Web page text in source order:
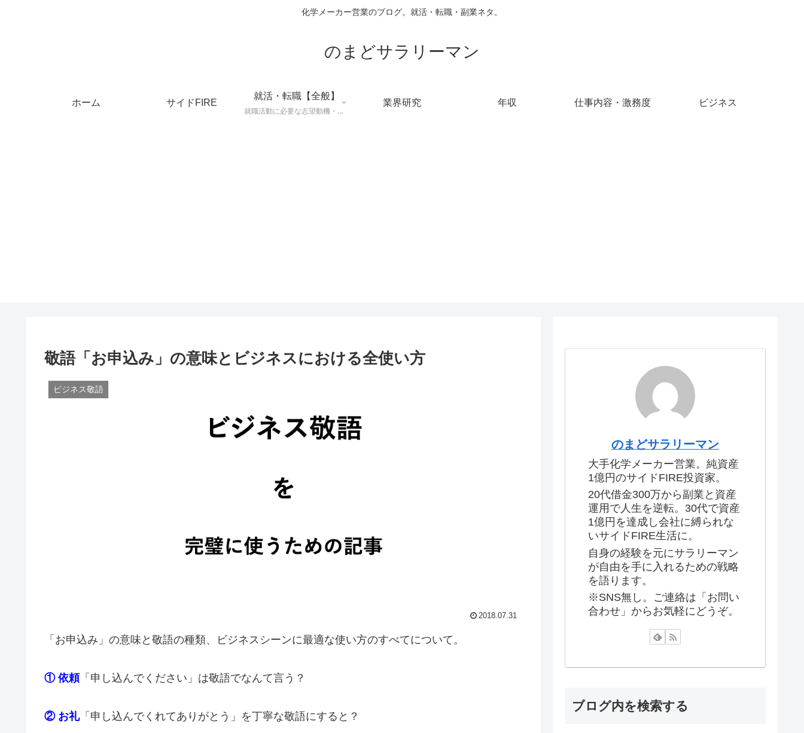
化学メーカー営業のブログ。就活・転職・副業ネタ。
のまどサラリーマン
ホーム サイドFIRE
就活・転職【全般】
就職活動に必要な志望動機・メールマナー・業界研究などに役立つ知識を公開するページ。
業界研究 年収 仕事内容・激務度 ビジネス
敬語「お申込み」の意味とビジネスにおける全使い方
ビジネス敬語
2018.07.31
「お申込み」の意味と敬語の種類、ビジネスシーンに最適な使い方のすべてについて。
① 依頼「申し込んでください」は敬語でなんて言う？
② お礼「申し込んでくれてありがとう」を丁寧な敬語にすると？
のまどサラリーマン
大手化学メーカー営業。純資産
1億円のサイドFIRE投資家。
20代借金300万から副業と資産
運用で人生を逆転。30代で資産
1億円を達成し会社に縛られな
いサイドFIRE生活に。
自身の経験を元にサラリーマン
が自由を手に入れるための戦略
を語ります。
※SNS無し。ご連絡は「お問い
合わせ」からお気軽にどうぞ。
ブログ内を検索する